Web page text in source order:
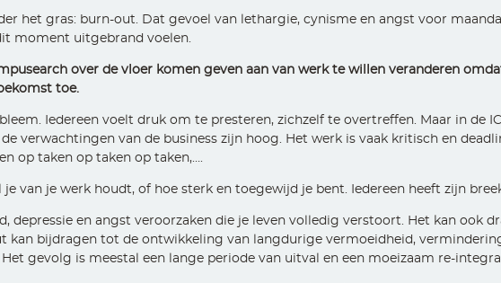
het gras: burn-out. Dat gevoel van lethargie, cynisme en angst voor
moment uitgebrand voelen.
over de vloer komen geven aan van werk te willen veranderen
toe.
Iedereen voelt druk om te presteren, zichzelf te overtreffen. Maar in de
de verwachtingen van de business zijn hoog. Het werk is vaak kritisch en
op taken op taken op taken,….
van je werk houdt, of hoe sterk en toegewijd je bent. Iedereen heeft zijn
depressie en angst veroorzaken die je leven volledig verstoort. Het kan ook
kan bijdragen tot de ontwikkeling van langdurige vermoeidheid,
gevolg is meestal een lange periode van uitval en een moeizaam re-